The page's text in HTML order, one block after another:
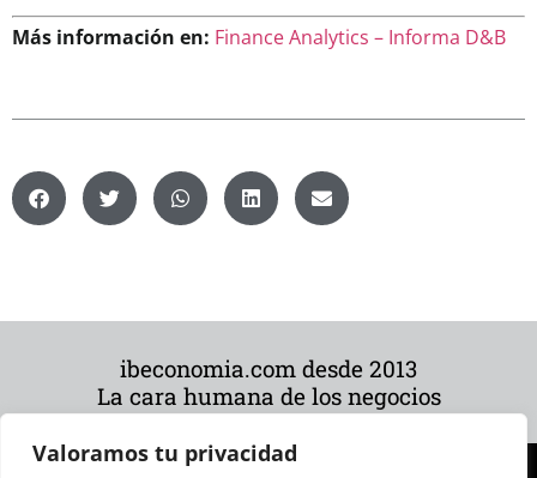
Valoramos tu privacidad
Más información en: Finance Analytics – Informa D&B
ibeconomia.com desde 2013
La cara humana de los negocios